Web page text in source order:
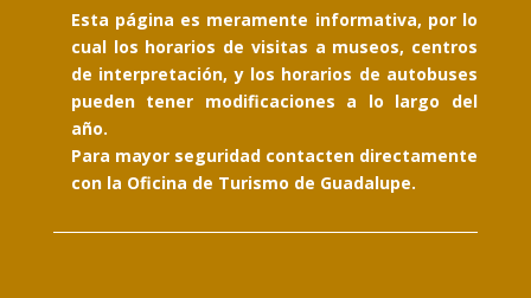
Esta página es meramente informativa, por lo
cual los horarios de visitas a museos, centros
de interpretación, y los horarios de autobuses
pueden tener modificaciones a lo largo del
año.
Para mayor seguridad contacten directamente
con la Oficina de Turismo de Guadalupe.